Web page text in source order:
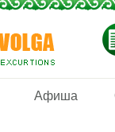
Афиша